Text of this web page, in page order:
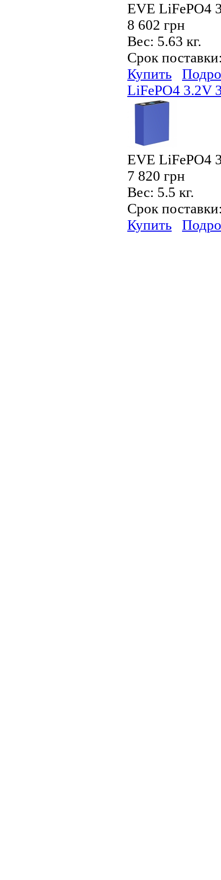
EVE LiFePO4
8 602 грн
Вес: 5.63 кг.
Срок
Купить
LiFePO4 3.2V
EVE LiFePO4
7 820 грн
Вес: 5.5 кг.
Срок
Купить